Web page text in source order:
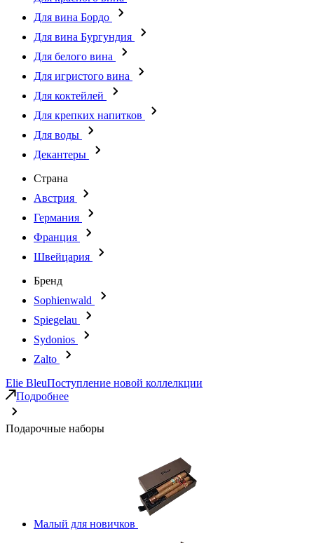
Для вина Бордо
Для вина Бургундия
Для белого вина
Для игристого вина
Для коктейлей
Для крепких напитков
Для воды
Декантеры
Страна
Австрия
Германия
Франция
Швейцария
Бренд
Sophienwald
Spiegelau
Sydonios
Zalto
Elie BleuПоступление новой коллелкции
Подробнее
Подарочные наборы
Малый для новичков